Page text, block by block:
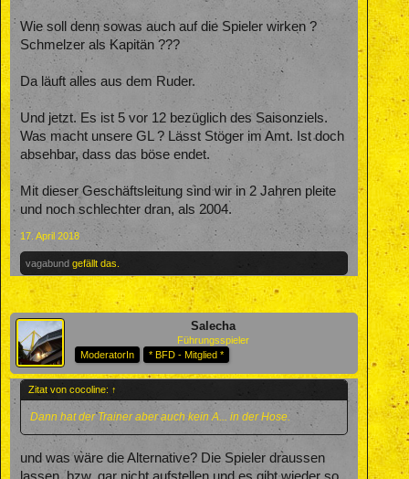
Wie soll denn sowas auch auf die Spieler wirken ?
Schmelzer als Kapitän ???
Da läuft alles aus dem Ruder.
Und jetzt. Es ist 5 vor 12 bezüglich des Saisonziels.
Was macht unsere GL ? Lässt Stöger im Amt. Ist doch
absehbar, dass das böse endet.
Mit dieser Geschäftsleitung sind wir in 2 Jahren pleite
und noch schlechter dran, als 2004.
17. April 2018
vagabund gefällt das.
Salecha
Führungsspieler
ModeratorIn
* BFD - Mitglied *
Zitat von cocoline: ↑
Dann hat der Trainer aber auch kein A... in der Hose.
und was wäre die Alternative? Die Spieler draussen